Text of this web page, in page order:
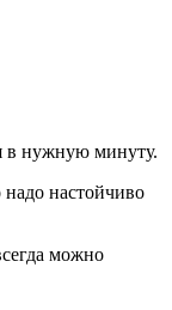
в нужную минуту.
надо настойчиво
можно